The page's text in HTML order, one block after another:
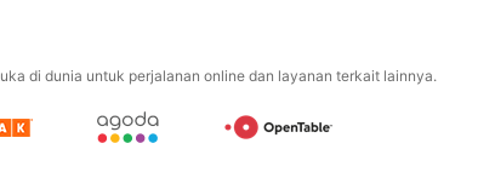
di dunia untuk perjalanan online dan layanan terkait lainnya.